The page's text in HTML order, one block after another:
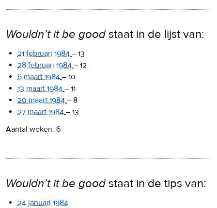
Wouldn’t it be goodstaat in de lijst van:
21 februari 1984 – 13
28 februari 1984 – 12
6 maart 1984 – 10
13 maart 1984 – 11
20 maart 1984 – 8
27 maart 1984 – 13
Aantal weken: 6
Wouldn’t it be goodstaat in de tips van:
24 januari 1984